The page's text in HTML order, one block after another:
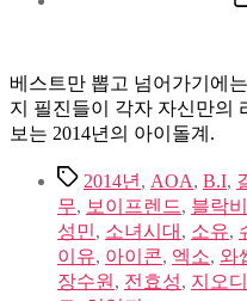
베스트만 뽑고 넘어가기에
지 필진들이 각자 자신만의
보는 2014년의 아이돌계.
Tags2014년 , AOA, B.I,
무, 보이프렌드, 블락비
성민, 소녀시대 , 소유,
이유, 아이콘, 엑소, 와
장수원 , 전효성, 지오디